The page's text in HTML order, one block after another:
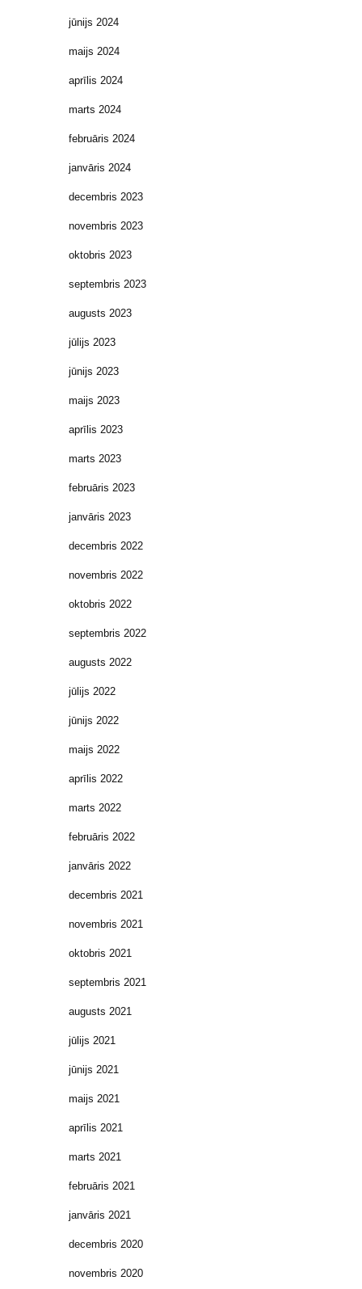
jūnijs 2024
maijs 2024
aprīlis 2024
marts 2024
februāris 2024
janvāris 2024
decembris 2023
novembris 2023
oktobris 2023
septembris 2023
augusts 2023
jūlijs 2023
jūnijs 2023
maijs 2023
aprīlis 2023
marts 2023
februāris 2023
janvāris 2023
decembris 2022
novembris 2022
oktobris 2022
septembris 2022
augusts 2022
jūlijs 2022
jūnijs 2022
maijs 2022
aprīlis 2022
marts 2022
februāris 2022
janvāris 2022
decembris 2021
novembris 2021
oktobris 2021
septembris 2021
augusts 2021
jūlijs 2021
jūnijs 2021
maijs 2021
aprīlis 2021
marts 2021
februāris 2021
janvāris 2021
decembris 2020
novembris 2020